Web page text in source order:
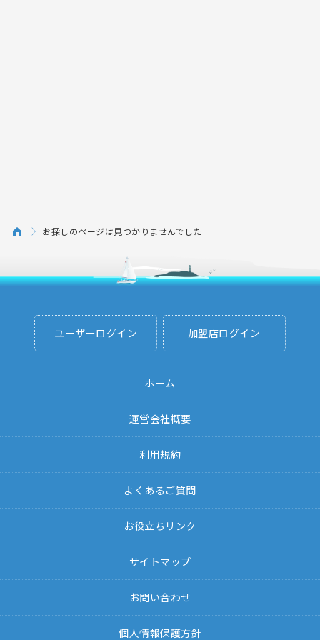
お探しのページは見つかりませんでした
ユーザーログイン 加盟店ログイン
ホーム
運営会社概要
利用規約
よくあるご質問
お役立ちリンク
サイトマップ
お問い合わせ
個人情報保護方針